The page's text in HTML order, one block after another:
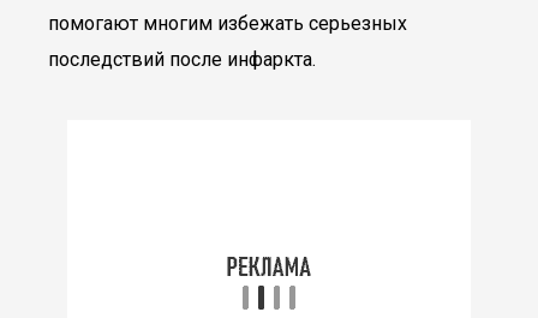
помогают многим избежать серьезных
последствий после инфаркта.